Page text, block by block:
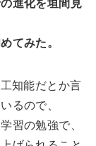
てみた。
知能だとか言
るので、
習の勉強で、